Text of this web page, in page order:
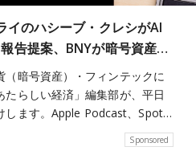
イのハシーブ・クレシがAI
告提案、BNYが暗号資産…
（暗号資産）・フィンテックに
らしい経済」編集部が、平日
します。Apple Podcast、Spot…
Sponsored